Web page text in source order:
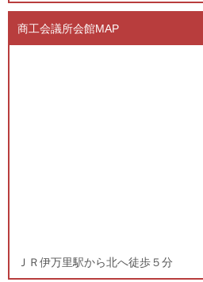
商工会議所会館MAP
ＪＲ伊万里駅から北へ徒歩５分